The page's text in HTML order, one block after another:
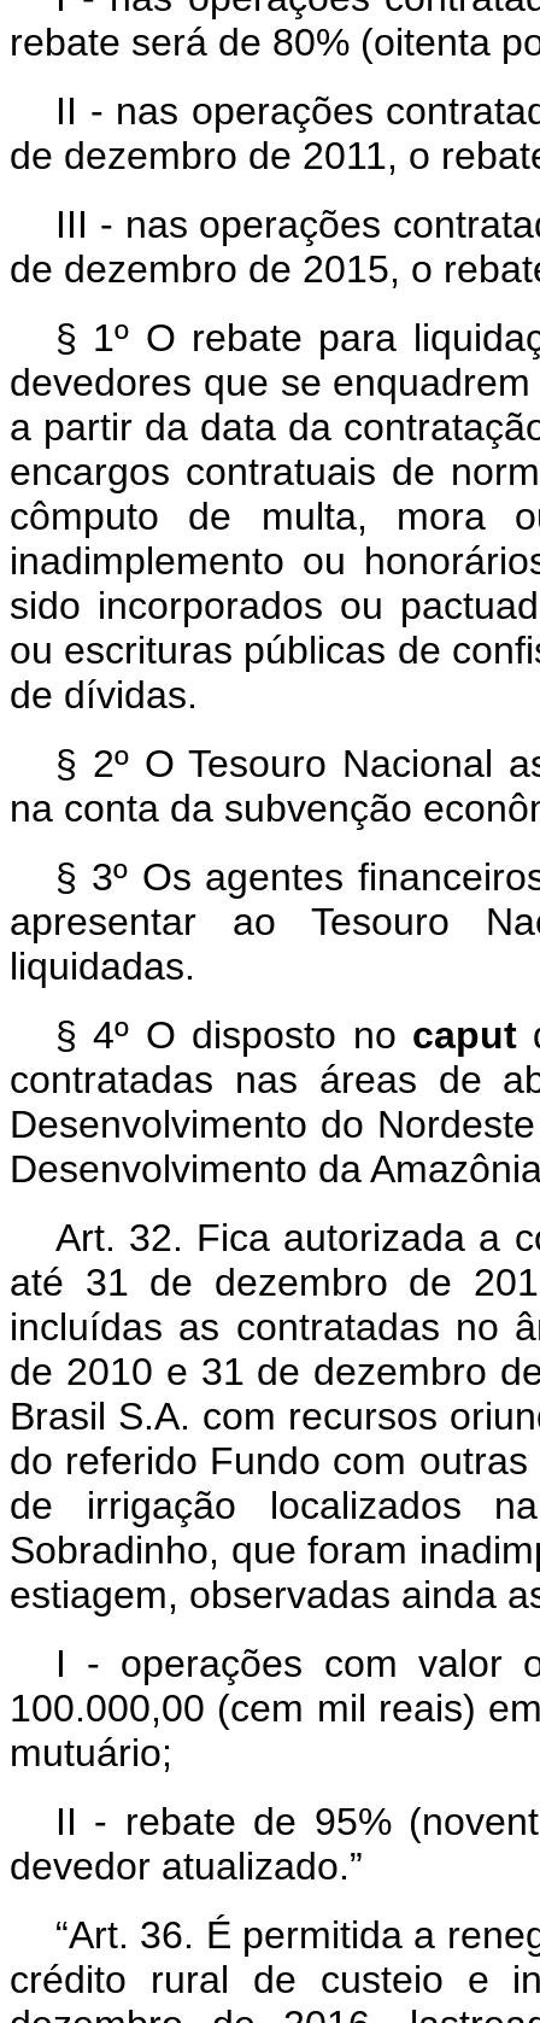
rebate será de 80% (oitenta
II - nas operações
de dezembro de 2011, o
III - nas operações
de dezembro de 2015, o
§ 1º O rebate para
devedores que se
a partir da data da
encargos contratuais de
cômputo de multa, mora
inadimplemento ou
sido incorporados ou
ou escrituras públicas de
de dívidas.
§ 2º O Tesouro Nacional
na conta da subvenção
§ 3º Os agentes
apresentar ao Tesouro
liquidadas.
§ 4º O disposto no caput
contratadas nas áreas de
Desenvolvimento do
Desenvolvimento da
Art. 32. Fica autorizada a
até 31 de dezembro de
incluídas as contratadas no
de 2010 e 31 de dezembro
Brasil S.A. com recursos
do referido Fundo com
de irrigação localizados
Sobradinho, que foram
estiagem, observadas ainda
I - operações com valor
100.000,00 (cem mil reais)
mutuário;
II - rebate de 95%
devedor atualizado.”
“Art. 36. É permitida a
crédito rural de custeio e